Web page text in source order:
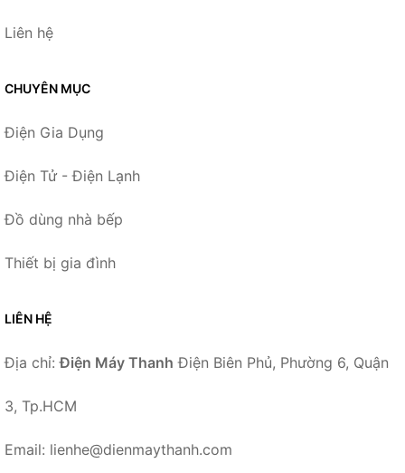
Liên hệ
CHUYÊN MỤC
Điện Gia Dụng
Điện Tử - Điện Lạnh
Đồ dùng nhà bếp
Thiết bị gia đình
LIÊN HỆ
Địa chỉ:Điện Máy Thanh Điện Biên Phủ, Phường 6, Quận
3, Tp.HCM
Email: lienhe@dienmaythanh.com